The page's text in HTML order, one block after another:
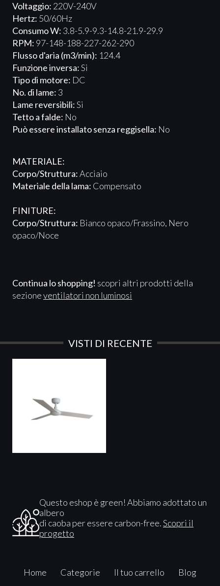
Voltaggio: 220V-240V
Hertz: 50/60Hz
Consumo W: 3.8-5.9-9.3-14.8-21.9-29.9
RPM: 97-148-188-227-262-290
Flusso d'aria (m3/min): 124.4
Funzione inversa:Si
Tipo di motore: DC
No. di lame: 3
Lame reversibili:Si
Tetto a falde: No
Può essere installato senza reggisella: No
MATERIALE:
Corpo/Struttura:Acciaio
Materiale della lama: Compensato
FINITURE:
Corpo/Struttura: Bianco opaco/Frassino, Nero
opaco/Noce
Continua lo shopping! scopri altri prodotti della
sezioneventilatori non luminosi
VISTI DI RECENTE
Questo eshop è green! Abbiamo adottato un
albero
di caoba per essere carbon-free.Scopri il
progetto
Home Categorie Il tuo carrello
Blog